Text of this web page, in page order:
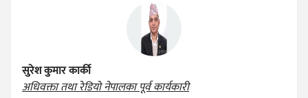
सुरेश कुमार कार्की
अधिवक्ता तथा रेडियो नेपालका पूर्व कार्यकारी